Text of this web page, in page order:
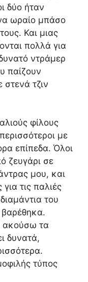
δύο ήταν
ωραίο μπάσο
Και μιας
πολλά για
ντράμερ
παίζουν
τζιν
φίλους
με
επίπεδα. Όλοι
ζευγάρι σε
μου, και
τις παλιές
του
ακούσω τα
δυνατά,
τύπος